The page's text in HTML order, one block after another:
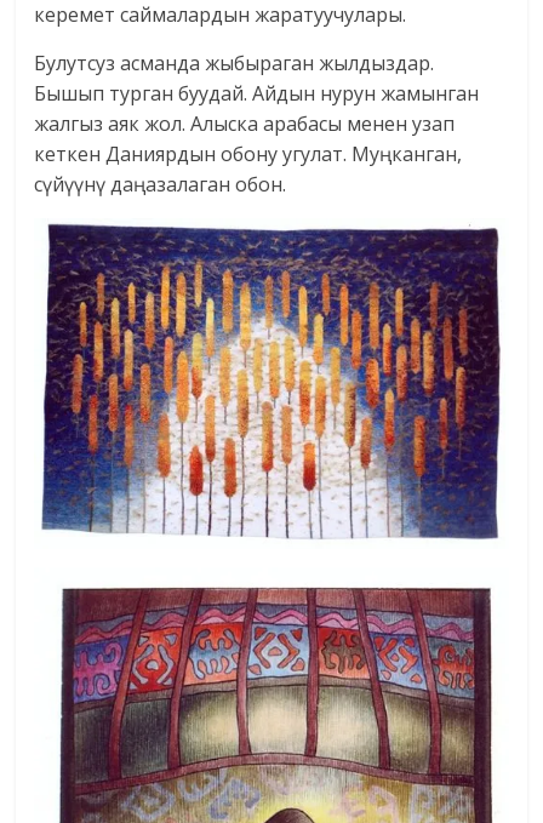
керемет саймалардын жаратуучулары.
Булутсуз асманда жыбыраган жылдыздар.
Бышып турган буудай. Айдын нурун жамынган
жалгыз аяк жол. Алыска арабасы менен узап
кеткен Даниярдын обону угулат. Муңканган,
сүйүүнү даңазалаган обон.